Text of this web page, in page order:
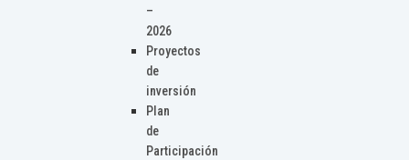
–
2026
Proyectos
de
inversión
Plan
de
Participación